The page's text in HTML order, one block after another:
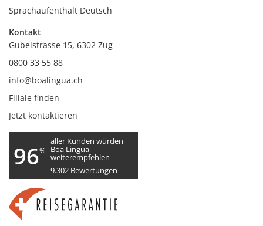
Sprachaufenthalt Deutsch
Kontakt
Gubelstrasse 15, 6302 Zug
0800 33 55 88
info@boalingua.ch
Filiale finden
Jetzt kontaktieren
96%
aller Kunden würden
Boa Lingua
weiterempfehlen
9.302 Bewertungen